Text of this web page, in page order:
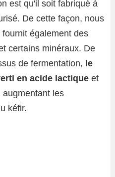
est qu'il soit fabriqué à
De cette façon, nous
également des
certains minéraux. De
de fermentation, le
en acide lactique et
les
kéfir.